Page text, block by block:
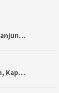
Kap…